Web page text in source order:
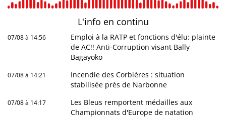
L'info en continu
07/08 à 14:56
Emploi à la RATP et fonctions d'élu: plainte
de AC!! Anti-Corruption visant Bally
Bagayoko
07/08 à 14:21
Incendie des Corbières : situation
stabilisée près de Narbonne
07/08 à 14:17
Les Bleus remportent médailles aux
Championnats d'Europe de natation